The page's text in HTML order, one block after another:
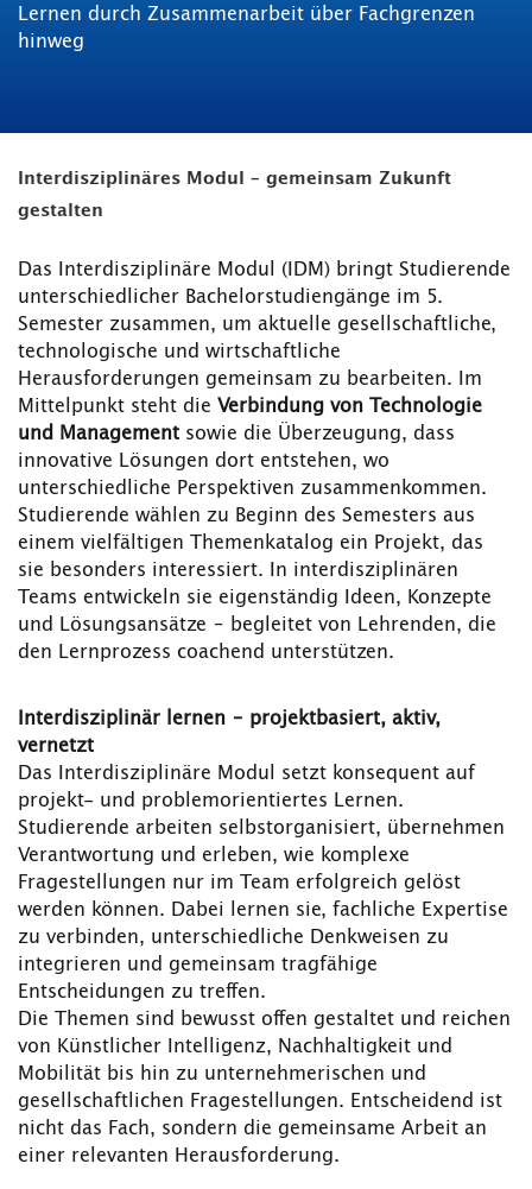
Lernen durch Zusammenarbeit über Fachgrenzen
hinweg
Interdisziplinäres Modul – gemeinsam Zukunft
gestalten
Das Interdisziplinäre Modul (IDM) bringt Studierende
unterschiedlicher Bachelorstudiengänge im 5.
Semester zusammen, um aktuelle gesellschaftliche,
technologische und wirtschaftliche
Herausforderungen gemeinsam zu bearbeiten. Im
Mittelpunkt steht die Verbindung von Technologie
und Management sowie die Überzeugung, dass
innovative Lösungen dort entstehen, wo
unterschiedliche Perspektiven zusammenkommen.
Studierende wählen zu Beginn des Semesters aus
einem vielfältigen Themenkatalog ein Projekt, das
sie besonders interessiert. In interdisziplinären
Teams entwickeln sie eigenständig Ideen, Konzepte
und Lösungsansätze – begleitet von Lehrenden, die
den Lernprozess coachend unterstützen.
Interdisziplinär lernen – projektbasiert, aktiv,
vernetzt
Das Interdisziplinäre Modul setzt konsequent auf
projekt- und problemorientiertes Lernen.
Studierende arbeiten selbstorganisiert, übernehmen
Verantwortung und erleben, wie komplexe
Fragestellungen nur im Team erfolgreich gelöst
werden können. Dabei lernen sie, fachliche Expertise
zu verbinden, unterschiedliche Denkweisen zu
integrieren und gemeinsam tragfähige
Entscheidungen zu treffen.
Die Themen sind bewusst offen gestaltet und reichen
von Künstlicher Intelligenz, Nachhaltigkeit und
Mobilität bis hin zu unternehmerischen und
gesellschaftlichen Fragestellungen. Entscheidend ist
nicht das Fach, sondern die gemeinsame Arbeit an
einer relevanten Herausforderung.